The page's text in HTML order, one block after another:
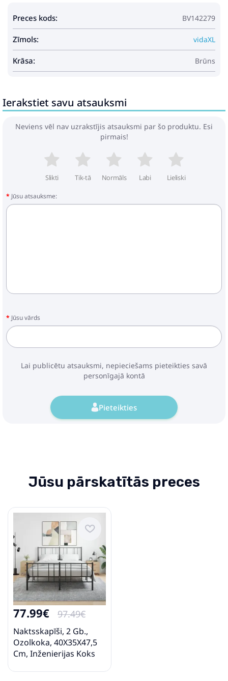
Preces kods: BV142279
Zīmols: vidaXL
Krāsa: Brūns
Ierakstiet savu atsauksmi
Neviens vēl nav uzrakstījis atsauksmi par šo produktu. Esi
pirmais!
Slikti Tik-tā Normāls Labi Lieliski
Jūsu atsauksme:
Jūsu vārds
Lai publicētu atsauksmi, nepieciešams pieteikties savā
personīgajā kontā
Pieteikties
Jūsu pārskatītās preces
77.99€ 97.49€
Naktsskapīši, 2 Gb.,
Ozolkoka, 40X35X47,5
Cm, Inženierijas Koks